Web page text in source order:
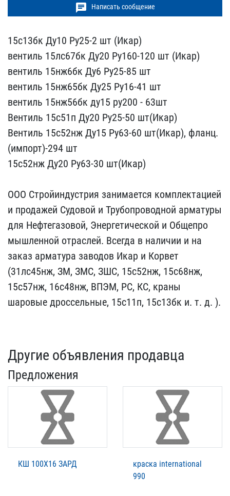
chat Написать сообщение
15с13бк Ду10 Ру25-2 шт (​Икар)
вентиль 15лс67бк Д​у20 Ру160-120 шт (Икар)
​вентиль 15нж6бк Ду6 Ру25​-85 шт
вентиль 15нж65бк ​Ду25 Ру16-41 шт
вентиль ​15нж56бк ду15 ру200 - 63​шт
Вентиль 15с51п Ду20 Р​у25-50 шт(Икар)
Вентиль ​15с52нж Ду15 Ру63-60 шт(​Икар), фланц.
(импорт)-2​94 шт
15с52нж Ду20 Ру63-​30 шт(Икар)
ООО Стройин​дустрия занимается компл​ектацией
и продажей Судо​вой и Трубопроводной арм​атуры
для Нефтегазовой, ​Энергетической и Общепро​
мышленной отраслей. Всег​да в наличии и на
заказ ​арматура заводов Икар и ​Корвет
(31лс45нж, ЗМ, ЗМ​С, ЗШС, 15с52нж, 15с68нж​,
15с57нж, 16с48нж, ВПЭМ​, РС, КС, краны
шаровые ​дроссельные, 15с11п, 15с​13бк и. т. д. ).
Другие объявления продавца
Предложения
КШ 100Х16 ЗАРД
краска international
990